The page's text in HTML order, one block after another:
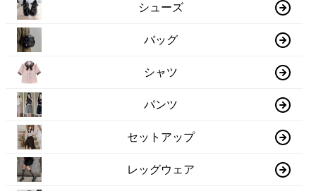
シューズ
バッグ
シャツ
パンツ
セットアップ
レッグウェア